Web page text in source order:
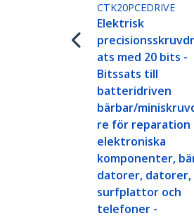
CTK20PCEDRIVE
Elektrisk
ats med 20 bits -
Bitssats till
batteridriven
bärbar/
re för reparation
elektroniska
komponenter,
datorer, datorer,
surfplattor och
telefoner -